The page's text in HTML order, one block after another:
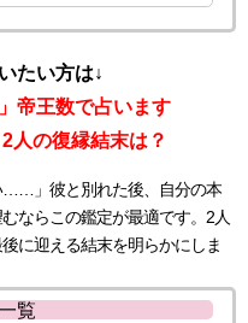
たい方は↓
帝王数で占います
人の復縁結末は？
……」彼と別れた後、自分の本
ならこの鑑定が最適です。2人
に迎える結末を明らかにしま
覧